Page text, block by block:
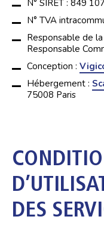
N° SIRET : 849
N° TVA
Responsable de
Responsable
Conception :
Hébergement :
75008 Paris
DES